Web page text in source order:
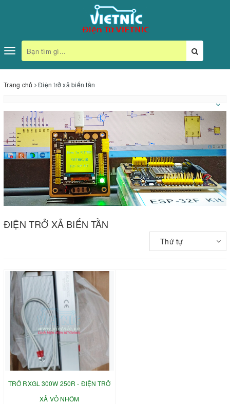
Toggle
navigation
Trang chủ Điện trở xả biến tần
ĐIỆN TRỞ XẢ BIẾN TẦN
Thứ tự
TRỞ RXGL 300W 250R - ĐIỆN TRỞ
XẢ VỎ NHÔM